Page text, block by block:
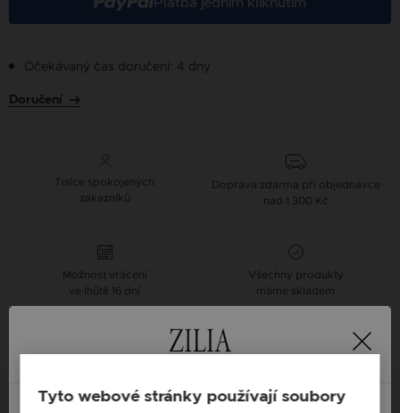
Očekávaný čas doručení: 4 dny
Doručení
Tisíce spokojených
zákazníků
Doprava zdarma při objednávce
nad 1 300 Kč
Možnost vrácení
ve lhůtě 16 dní
Všechny produkty
máme skladem
Navrhněte si vlastní Zilia náhrdelník se slovem
dle Vašeho výběru
Tyto webové stránky používají soubory